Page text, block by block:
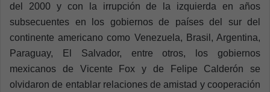
del 2000 y con la irrupción de la izquierda en años
subsecuentes en los gobiernos de países del sur del
continente americano como Venezuela, Brasil, Argentina,
Paraguay, El Salvador, entre otros, los gobiernos
mexicanos de Vicente Fox y de Felipe Calderón se
olvidaron de entablar relaciones de amistad y cooperación